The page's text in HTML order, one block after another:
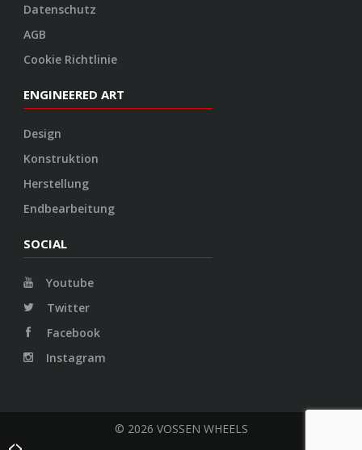
Datenschutz
AGB
Cookie Richtlinie
ENGINEERED ART
Design
Konstruktion
Herstellung
Endbearbeitung
SOCIAL
Youtube
Twitter
Facebook
Instagram
© 2026 VOSSEN WHEELS